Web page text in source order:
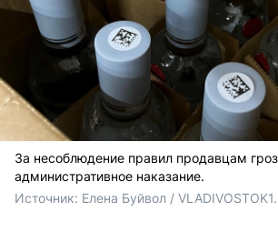
За несоблюдение правил продавцам
административное наказание.
Источник: Елена Буйвол /